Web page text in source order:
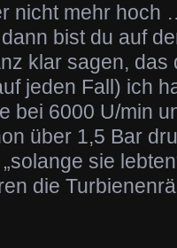
nicht mehr
bist du auf
klar sagen, das
jeden Fall) ich
bei 6000 U/min
über 1,5 Bar
sie
die